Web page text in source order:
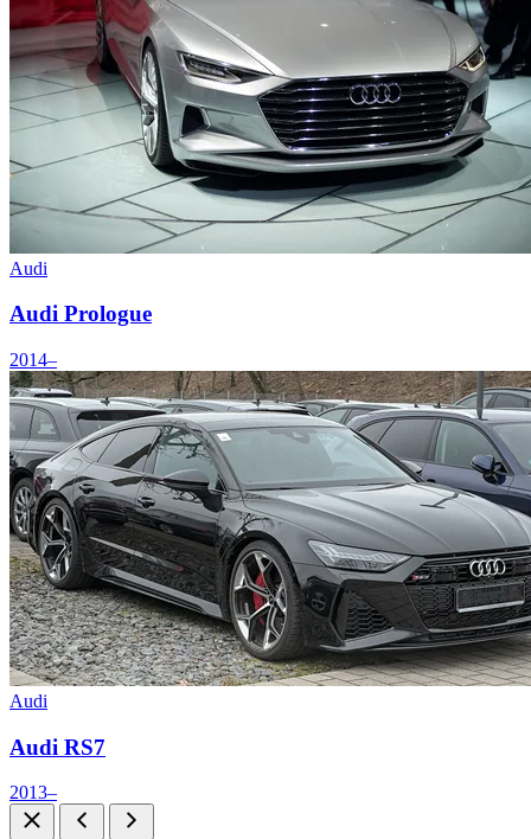
Audi
Audi Prologue
2014–
Audi
Audi RS7
2013–